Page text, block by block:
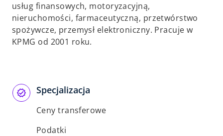
usług finansowych, motoryzacyjną,
nieruchomości, farmaceutyczną, przetwórstwo
spożywcze, przemysł elektroniczny. Pracuje w
KPMG od 2001 roku.
Specjalizacja
Ceny transferowe
Podatki